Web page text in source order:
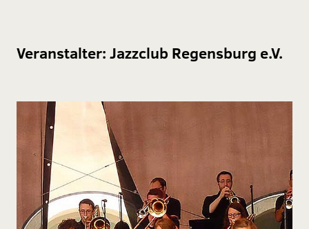
Veranstalter: Jazzclub Regensburg e.V.